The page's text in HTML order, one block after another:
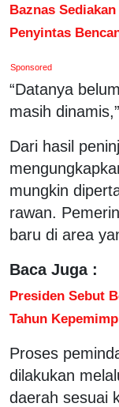
Baznas
Penyintas
Sponsored
“Datanya
masih
Dari hasil
mungkin
rawan.
baru di area
Baca Juga :
Presiden Sebut
Tahun
Proses
dilakukan
daerah sesuai